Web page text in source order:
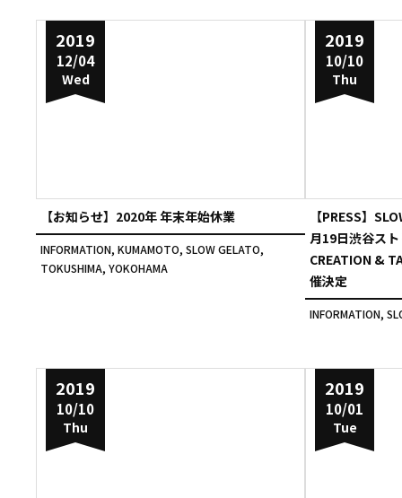
2019
12/04
Wed
【お知らせ】2020年 年末年始休業
INFORMATION, KUMAMOTO, SLOW GELATO,
TOKUSHIMA, YOKOHAMA
2019
10/10
Thu
【PRESS】
月19日渋谷ス
CREATION &
催決定
INFORMATION,
2019
10/10
Thu
2019
10/01
Tue